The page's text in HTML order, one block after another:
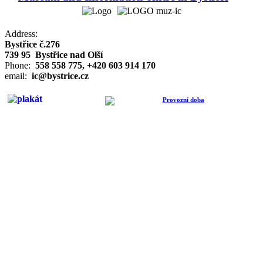
Address:
Bystřice č.276
739 95 Bystřice nad Olší
Phone: 558 558 775, +420 603 914 170
email: ic@bystrice.cz